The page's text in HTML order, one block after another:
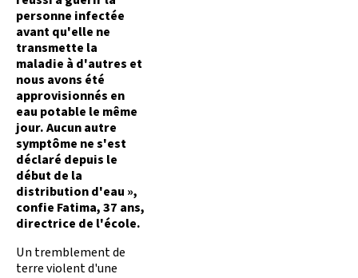
personne infectée
avant qu'elle ne
transmette la
maladie à d'autres et
nous avons été
approvisionnés en
eau potable le même
jour. Aucun autre
symptôme ne s'est
déclaré depuis le
début de la
distribution d'eau »,
confie Fatima, 37 ans,
directrice de l'école.
Un tremblement de
terre violent d'une